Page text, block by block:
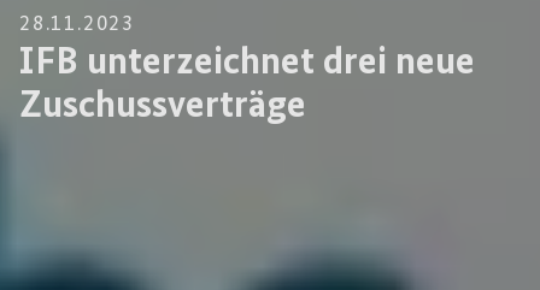
28.11.2023
IFB unterzeichnet drei neue
Zuschussverträge